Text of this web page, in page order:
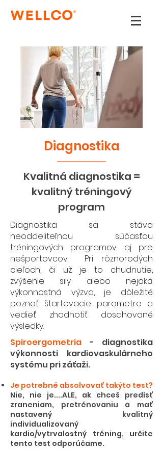
Diagnostika
Kvalitná diagnostika =
kvalitný tréningový
program
Diagnostika sa stáva
neoddeliteľnou súčasťou
tréningových programov aj pre
nešportovcov. Pri rôznorodých
cieľoch, či už je to chudnutie,
zvýšenie sily alebo nejaká
výkonnostná výzva, je dôležité
poznať štartovacie parametre a
vedieť zhodnotiť dosahované
výsledky.
Spiroergometria - diagnostika
výkonnosti kardiovaskulárneho
systému pri záťaži.
Je potrebné absolvovať takýto test?
Nie, nie je....ALE, ak chceš predísť
zraneniam, pretrénovaniu a mať
nastavený kvalitný
individualizovaný
kardio/vytrvalostný tréning, určite
tento test odporúčame.